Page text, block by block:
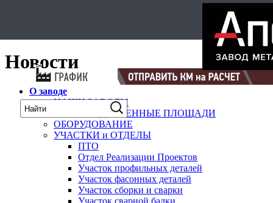
Новости
О заводе
НАШИ ЗАВОДЫ
ПРОИЗВОДСТВЕННЫЕ ПЛОЩАДИ
ОБОРУДОВАНИЕ
УЧАСТКИ и ОТДЕЛЫ
ПТО
Отдел Реализации Проектов
Участок профильных деталей
Участок фасонных деталей
Участок сборки и сварки